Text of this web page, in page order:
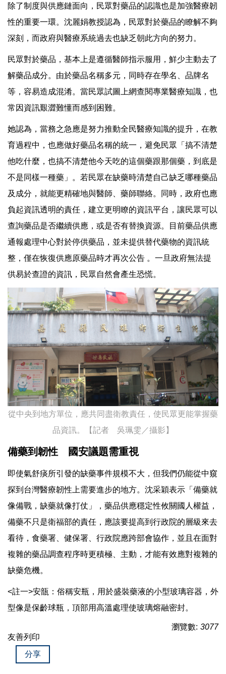
除了制度與供應鏈面向，民眾對藥品的認識也是加強醫療韌
性的重要一環。沈麗娟教授認為，民眾對於藥品的瞭解不夠
深刻，而政府與醫療系統過去也缺乏朝此方向的努力。
民眾對於藥品，基本上是遵循醫師指示服用，鮮少主動去了
解藥品成分。由於藥品名稱多元，同時存在學名、品牌名
等，容易造成混淆。當民眾試圖上網查閱專業醫療知識，也
常因資訊艱澀難懂而感到困難。
她認為，當務之急應是努力推動全民醫療知識的提升，在教
育過程中，也應做好藥品名稱的統一，避免民眾「搞不清楚
他吃什麼，也搞不清楚他今天吃的這個藥跟那個藥，到底是
不是同樣一種藥」。若民眾在缺藥時清楚自己缺乏哪種藥品
及成分，就能更精確地與醫師、藥師聯絡。同時，政府也應
負起資訊透明的責任，建立更明瞭的資訊平台，讓民眾可以
查詢藥品是否繼續供應，或是否有替換資源。目前藥品供應
通報處理中心對於停供藥品，並未提供替代藥物的資訊統
整，僅在恢復供應原藥品時才再次公告 。一旦政府無法提
供易於查證的資訊，民眾自然會產生恐慌。
從中央到地方單位，應共同盡衛教責任，使民眾更能掌握藥
品資訊。【記者 吳珮雯／攝影】
備藥到韌性 國安議題需重視
即使氣舒痰所引發的缺藥事件規模不大，但我們仍能從中窺
探到台灣醫療韌性上需要進步的地方。沈采穎表示「備藥就
像備戰，缺藥就像打仗」，藥品供應穩定性攸關國人權益，
備藥不只是衛福部的責任，應該要提高到行政院的層級來去
看待，食藥署、健保署、行政院應跨部會協作，並且在面對
複雜的藥品調查程序時更積極、主動，才能有效應對複雜的
缺藥危機。
<註一>安瓿：俗稱安瓶，用於盛裝藥液的小型玻璃容器，外
型像是保齡球瓶，頂部用高溫處理使玻璃熔融密封。
瀏覽數: 3077
友善列印
分享